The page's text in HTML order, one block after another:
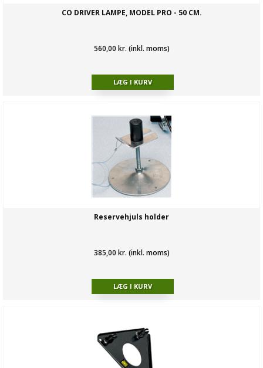
CO DRIVER LAMPE, MODEL PRO - 50 CM.
560,00 kr. (inkl. moms)
Reservehjuls holder
385,00 kr. (inkl. moms)